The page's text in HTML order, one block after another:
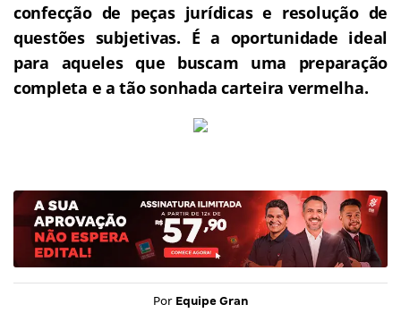
confecção de peças jurídicas e resolução de
questões subjetivas. É a oportunidade ideal
para aqueles que buscam uma preparação
completa e a tão sonhada carteira vermelha.
Por Equipe Gran